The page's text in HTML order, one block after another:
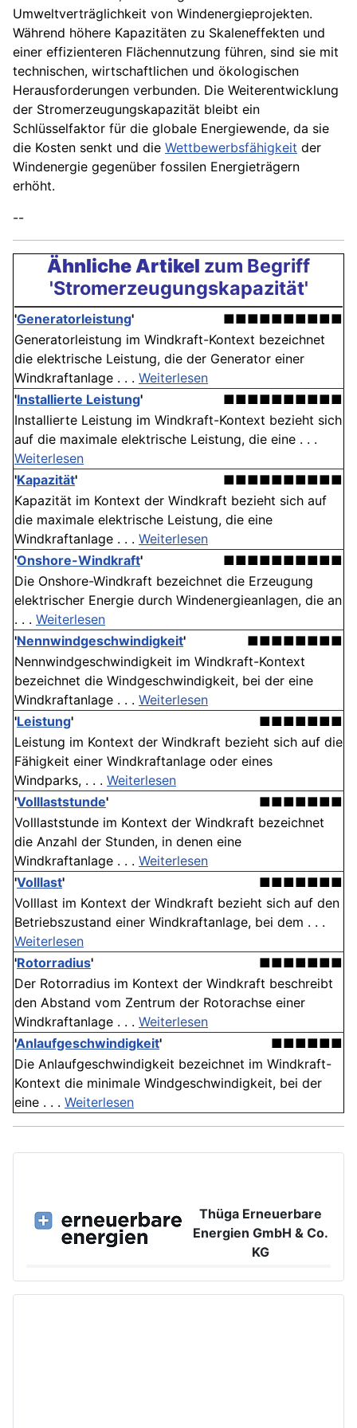
Umweltverträglichkeit von Windenergieprojekten.
Während höhere Kapazitäten zu Skaleneffekten und
einer effizienteren Flächennutzung führen, sind sie mit
technischen, wirtschaftlichen und ökologischen
Herausforderungen verbunden. Die Weiterentwicklung
der Stromerzeugungskapazität bleibt ein
Schlüsselfaktor für die globale Energiewende, da sie
die Kosten senkt und die Wettbewerbsfähigkeit der
Windenergie gegenüber fossilen Energieträgern
erhöht.
--
Ähnliche Artikel zum Begriff
'Stromerzeugungskapazität'
'Generatorleistung'
■■■■■■■■■■
Generatorleistung im Windkraft-Kontext bezeichnet
die elektrische Leistung, die der Generator einer
Windkraftanlage . . . Weiterlesen
'Installierte Leistung'
■■■■■■■■■■
Installierte Leistung im Windkraft-Kontext bezieht sich
auf die maximale elektrische Leistung, die eine . . .
Weiterlesen
'Kapazität'
■■■■■■■■■■
Kapazität im Kontext der Windkraft bezieht sich auf
die maximale elektrische Leistung, die eine
Windkraftanlage . . . Weiterlesen
'Onshore-Windkraft'
■■■■■■■■■■
Die Onshore-Windkraft bezeichnet die Erzeugung
elektrischer Energie durch Windenergieanlagen, die an
. . . Weiterlesen
'Nennwindgeschwindigkeit'
■■■■■■■■
Nennwindgeschwindigkeit im Windkraft-Kontext
bezeichnet die Windgeschwindigkeit, bei der eine
Windkraftanlage . . . Weiterlesen
'Leistung'
■■■■■■■
Leistung im Kontext der Windkraft bezieht sich auf die
Fähigkeit einer Windkraftanlage oder eines
Windparks, . . . Weiterlesen
'Volllaststunde'
■■■■■■■
Volllaststunde im Kontext der Windkraft bezeichnet
die Anzahl der Stunden, in denen eine
Windkraftanlage . . . Weiterlesen
'Volllast'
■■■■■■■
Volllast im Kontext der Windkraft bezieht sich auf den
Betriebszustand einer Windkraftanlage, bei dem . . .
Weiterlesen
'Rotorradius'
■■■■■■■
Der Rotorradius im Kontext der Windkraft beschreibt
den Abstand vom Zentrum der Rotorachse einer
Windkraftanlage . . . Weiterlesen
'Anlaufgeschwindigkeit'
■■■■■■
Die Anlaufgeschwindigkeit bezeichnet im Windkraft-
Kontext die minimale Windgeschwindigkeit, bei der
eine . . . Weiterlesen
Thüga Erneuerbare
Energien GmbH & Co.
KG
www.ee.thuega.de